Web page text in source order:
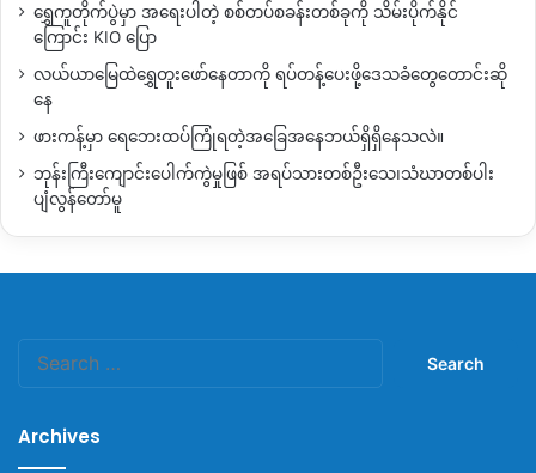
ရွှေကူတိုက်ပွဲမှာ အရေးပါတဲ့ စစ်တပ်စခန်းတစ်ခုကို သိမ်းပိုက်နိုင်
ကြောင်း KIO ပြော
လယ်ယာမြေထဲရွှေတူးဖော်နေတာကို ရပ်တန့်ပေးဖို့ဒေသခံတွေတောင်းဆို
နေ
ဖားကန့်မှာ ရေဘေးထပ်ကြုံရတဲ့အခြေအနေဘယ်ရှိရှိနေသလဲ။
ဘုန်းကြီးကျောင်းပေါက်ကွဲမှုဖြစ် အရပ်သားတစ်ဦးသေ၊သံဃာတစ်ပါး
ပျံလွန်တော်မူ
Archives